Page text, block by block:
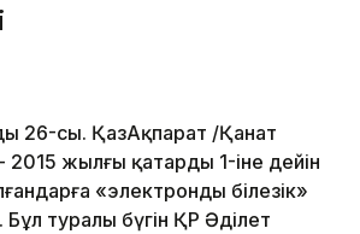
26-сы. ҚазАқпарат /Қанат
жылғы қаңтардың 1-іне дейін
«электронды білезік»
Бұл туралы бүгін ҚР Әділет